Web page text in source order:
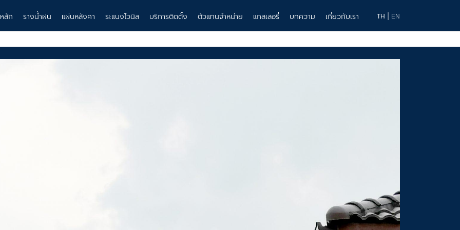
ลัก รางน้ำฝน แผ่นหลังคา ระแนงไวนิล บริการติดตั้ง ตัวแทนจำหน่าย แกลเลอรี่ บทความ เกี่ยวกับเรา TH EN